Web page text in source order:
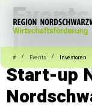
# / Events / Investoren
Start-up